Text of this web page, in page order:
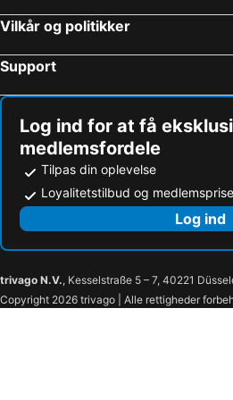
Vilkår og politikker
Support
Log ind for at få
medlemsfordele
Tilpas din oplevelse
Loyalitetstilbud og
Log ind
trivago N.V., Kesselstraße 5 – 7, 40221
Copyright 2026 trivago | Alle rettigheder